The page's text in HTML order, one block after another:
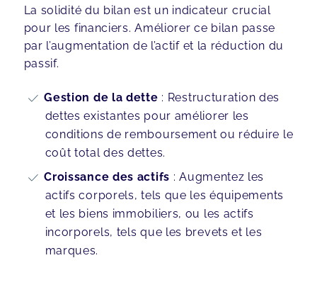
La solidité du bilan est un indicateur crucial
pour les financiers. Améliorer ce bilan passe
par l’augmentation de l’actif et la réduction du
passif.
Gestion de la dette : Restructuration des
dettes existantes pour améliorer les
conditions de remboursement ou réduire le
coût total des dettes.
Croissance des actifs : Augmentez les
actifs corporels, tels que les équipements
et les biens immobiliers, ou les actifs
incorporels, tels que les brevets et les
marques.